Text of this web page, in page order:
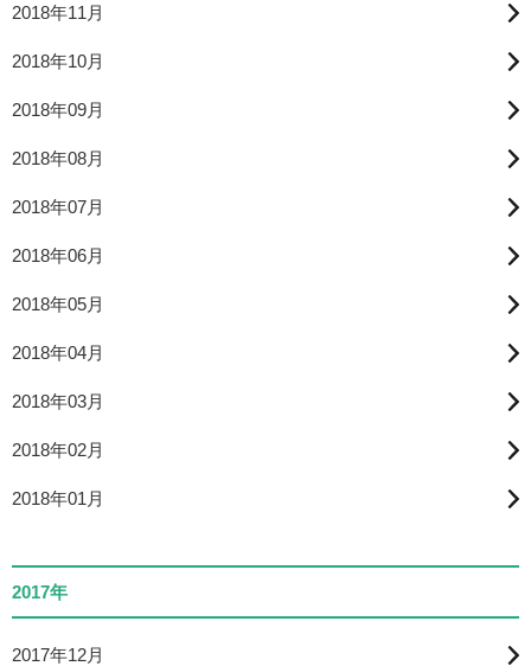
2018年11月
2018年10月
2018年09月
2018年08月
2018年07月
2018年06月
2018年05月
2018年04月
2018年03月
2018年02月
2018年01月
2017年
2017年12月